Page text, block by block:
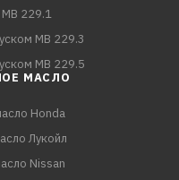
229.1
MB 229.3
MB 229.5
МАСЛО
Honda
Лукойл
Nissan